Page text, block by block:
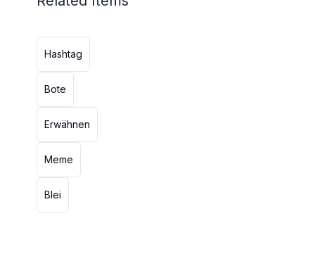
Hashtag
Bote
Erwähnen
Meme
Blei